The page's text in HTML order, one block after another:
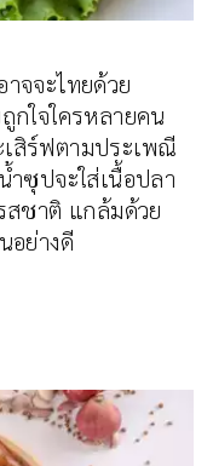
จจะไทยด้วย
กใจใครหลายคน
สิร์ฟตามประเพณี
ำซุปจะใส่เนื้อปลา
สชาติ แกล้มด้วย
อย่างดี